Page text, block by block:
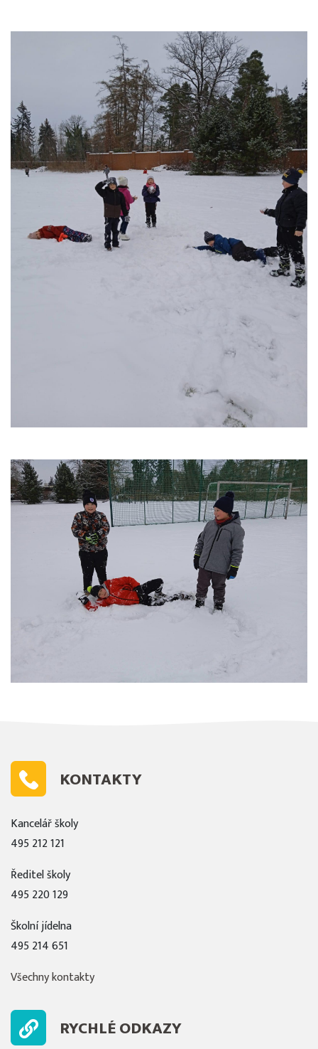
KONTAKTY
Kancelář školy
495 212 121
Ředitel školy
495 220 129
Školní jídelna
495 214 651
Všechny kontakty
RYCHLÉ ODKAZY